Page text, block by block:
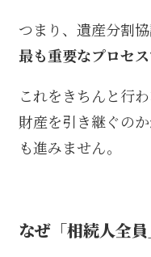
つまり、遺産分割
最も重要なプロセス
これをきちんと行
財産を引き継ぐの
も進みません。
なぜ「相続人全